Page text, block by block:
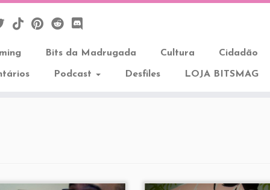
Bits da Madrugada Cultura Cidadão
Podcast Desfiles LOJA BITSMAG